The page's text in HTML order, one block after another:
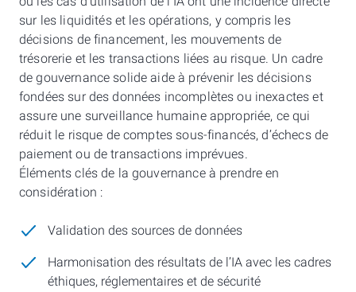
sur les liquidités et les opérations, y compris les
décisions de financement, les mouvements de
trésorerie et les transactions liées au risque. Un cadre
de gouvernance solide aide à prévenir les décisions
fondées sur des données incomplètes ou inexactes et
assure une surveillance humaine appropriée, ce qui
réduit le risque de comptes sous-financés, d’échecs de
paiement ou de transactions imprévues.
Éléments clés de la gouvernance à prendre en
considération :
Validation des sources de données
Harmonisation des résultats de l’IA avec les cadres
éthiques, réglementaires et de sécurité